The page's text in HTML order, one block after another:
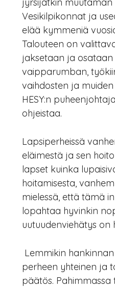
Vesikilpikonnat ja
elää kymmeniä
Talouteen on
jaksetaan ja
vaipparumban,
vaihdosten ja
HESY:n
ohjeistaa.
Lapsiperheissä
eläimestä ja sen
lapset kuinka
hoitamisesta,
mielessä, että tämä
lopahtaa hyvinkin
uutuudenviehätys on
 Lemmikin
perheen yhteinen ja
päätös.